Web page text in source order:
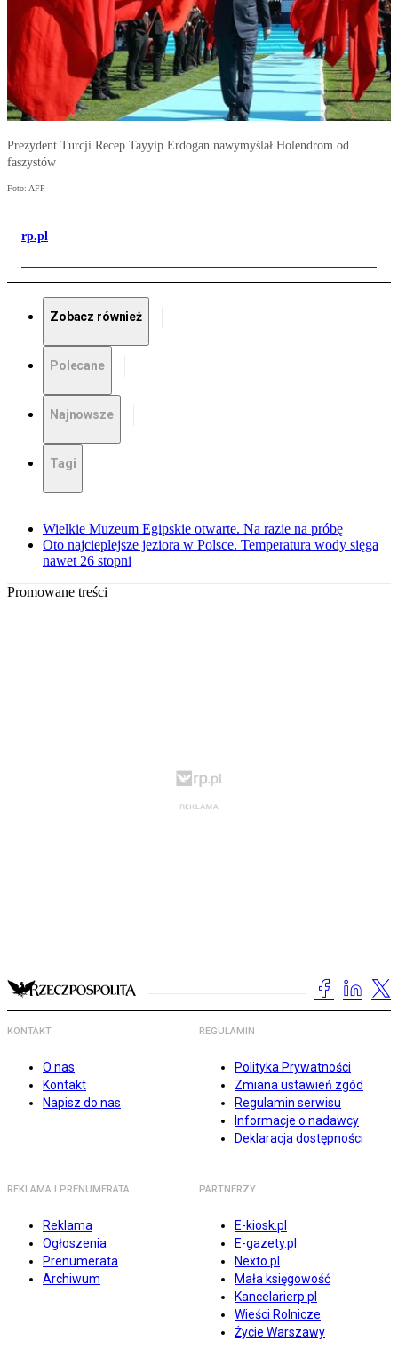
Prezydent Turcji Recep Tayyip Erdogan nawymyślał Holendrom od
faszystów
Foto: AFP
rp.pl
Zobacz również
Polecane
Najnowsze
Tagi
Wielkie Muzeum Egipskie otwarte. Na razie na próbę
Oto najcieplejsze jeziora w Polsce. Temperatura wody sięga
nawet 26 stopni
Promowane treści
KONTAKT
O nas
Kontakt
Napisz do nas
REGULAMIN
Polityka Prywatności
Zmiana ustawień zgód
Regulamin serwisu
Informacje o nadawcy
Deklaracja dostępności
REKLAMA I PRENUMERATA
Reklama
Ogłoszenia
Prenumerata
Archiwum
PARTNERZY
E-kiosk.pl
E-gazety.pl
Nexto.pl
Mała księgowość
Kancelarierp.pl
Wieści Rolnicze
Życie Warszawy